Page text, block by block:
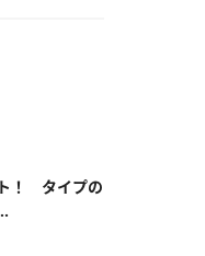
！ タイプの